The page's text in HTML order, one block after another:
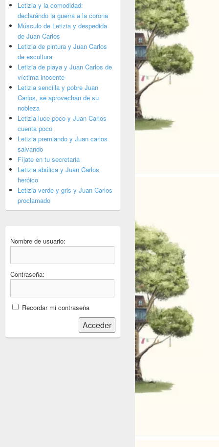
un segundo plano
Letizia y la comodidad:
declarándo la guerra a la corona
Músculo de Letizia y despedida
de Juan Carlos
Letizia de pintura y Juan Carlos
de escultura
Letizia de playa y Juan Carlos de
víctima inocente
Letizia sencilla y pobre Juan
Carlos, se aprovechan de su
nobleza
Letizia luce poco y Juan Carlos
cuenta poco
Letizia premiando y Juan carlos
salvando
Fíjate en tu secretaria
Letizia abúlica y Juan Carlos
heróico
Letizia verde y gris y Juan Carlos
proclamado
Nombre de usuario:
Contraseña:
Recordar mi contraseña
Acceder